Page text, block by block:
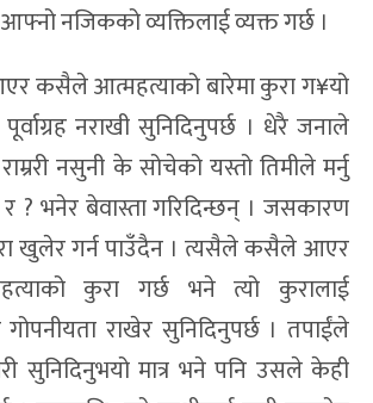
नजिकको व्यक्तिलाई व्यक्त गर्छ ।
कसैले आत्महत्याको बारेमा कुरा ग¥यो
नराखी सुनिदिनुपर्छ । धेरै जनाले
नसुनी के सोचेको यस्तो तिमीले मर्नु
? भनेर बेवास्ता गरिदिन्छन् । जसकारण
खुलेर गर्न पाउँदैन । त्यसैले कसैले आएर
कुरा गर्छ भने त्यो कुरालाई
गोपनीयता राखेर सुनिदिनुपर्छ । तपाईंले
सुनिदिनुभयो मात्र भने पनि उसले केही